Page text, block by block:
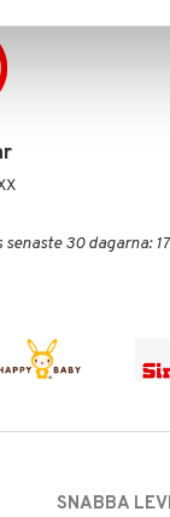
senaste 30 dagarna:
SNABBA